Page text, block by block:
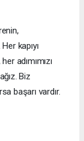
kapıyı
adımımızı
Biz
başarı vardır.